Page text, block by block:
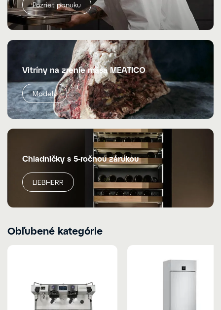
Pozrieť ponuku
Vitríny na zrenie mäsa MEATICO
Modely
Chladničky s 5-ročnou zárukou
LIEBHERR
Obľubené kategórie